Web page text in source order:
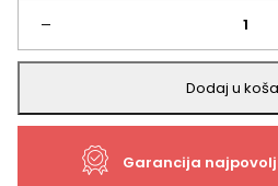
–
Zidna
naljepnica
Prestigo
Dodaj u
Garancija